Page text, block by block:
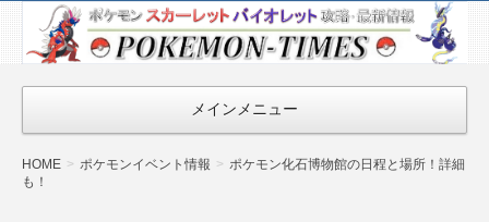
ポケモン最新
情報まとめ
『POKEMON-
TIMES』
メインメニュー
HOME ポケモンイベント情報
ポケモン化石博物館の日程と場所！詳細
も！